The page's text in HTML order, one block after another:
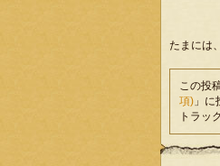
たまには
この投
項) 」に
トラッ